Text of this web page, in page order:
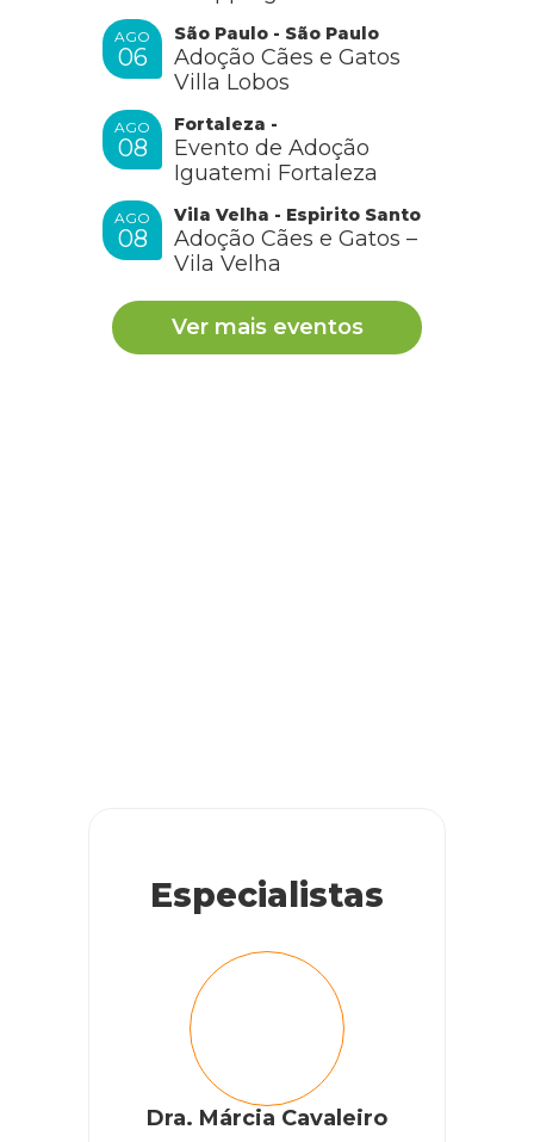
AGO
06
São Paulo - São Paulo
Adoção Cães e Gatos
Villa Lobos
AGO
08
Fortaleza -
Evento de Adoção
Iguatemi Fortaleza
AGO
08
Vila Velha - Espirito Santo
Adoção Cães e Gatos –
Vila Velha
Ver mais eventos
Especialistas
Dra. Márcia Cavaleiro